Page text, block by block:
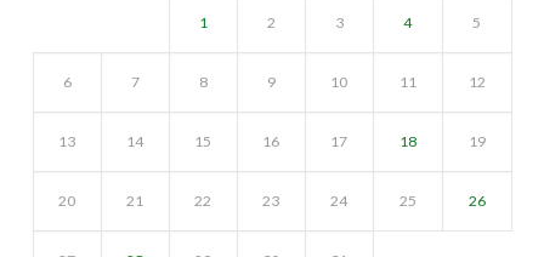
1 2 3 4 5
6 7 8 9 10 11 12
13 14 15 16 17 18 19
20 21 22 23 24 25 26